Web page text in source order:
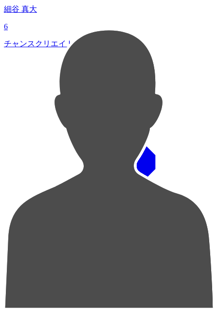
細谷 真大
6
チャンスクリエイト総数
順位
選手名